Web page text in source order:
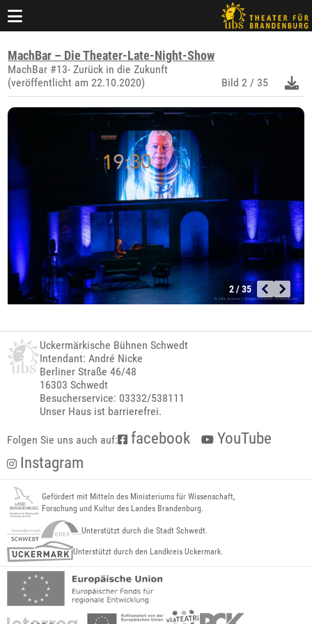
MachBar – Die Theater-Late-Night-Show
MachBar #13- Zurück in die Zukunft
(veröffentlicht am 22.10.2020)
Bild 2 / 35
2 / 35
Uckermärkische Bühnen Schwedt
Intendant: André Nicke
Berliner Straße 46/48
16303 Schwedt
Besucherservice: 03332/538111
Unser Haus ist barrierefrei.
Folgen Sie uns auch auf: facebook
YouTube
Instagram
Gefördert mit Mitteln des Ministeriums für Wissenschaft,
Forschung und Kultur des Landes Brandenburg.
Unterstützt durch die Stadt Schwedt.
Unterstützt durch den Landkreis Uckermark.